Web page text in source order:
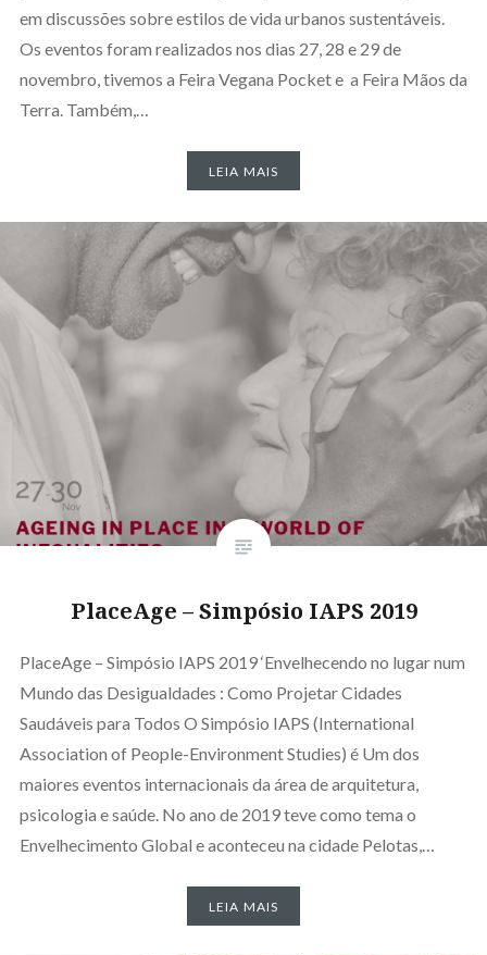
em discussões sobre estilos de vida urbanos sustentáveis.
Os eventos foram realizados nos dias 27, 28 e 29 de
novembro, tivemos a Feira Vegana Pocket e a Feira Mãos da
Terra. Também,…
LEIA MAIS
PlaceAge – Simpósio IAPS 2019
PlaceAge – Simpósio IAPS 2019 ‘Envelhecendo no lugar num
Mundo das Desigualdades : Como Projetar Cidades
Saudáveis para Todos O Simpósio IAPS (International
Association of People-Environment Studies) é Um dos
maiores eventos internacionais da área de arquitetura,
psicologia e saúde. No ano de 2019 teve como tema o
Envelhecimento Global e aconteceu na cidade Pelotas,…
LEIA MAIS